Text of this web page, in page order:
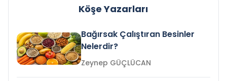
Köşe Yazarları
Bağırsak Çalıştıran Besinler
Nelerdir?
Zeynep GÜÇLÜCAN